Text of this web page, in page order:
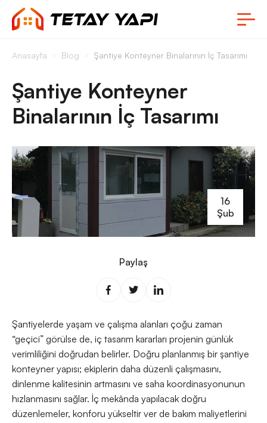
Anasayfa Blog Şantiye Konteyner Binalarının İç Tasarımı
Şantiye Konteyner
Binalarının İç Tasarımı
16
Şub
Paylaş
Şantiyelerde yaşam ve çalışma alanları çoğu zaman
“geçici” görülse de, iç tasarım kararları projenin günlük
verimliliğini doğrudan belirler. Doğru planlanmış bir şantiye
konteyner yapısı; ekiplerin daha düzenli çalışmasını,
dinlenme kalitesinin artmasını ve saha koordinasyonunun
hızlanmasını sağlar. İç mekânda yapılacak doğru
düzenlemeler, konforu yükseltir ver de bakım maliyetlerini